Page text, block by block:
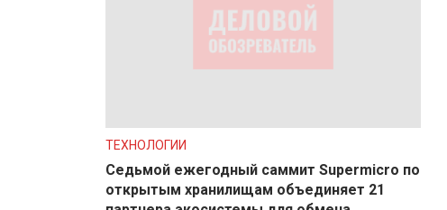
ТЕХНОЛОГИИ
Седьмой ежегодный саммит Supermicro по
открытым хранилищам объединяет 21